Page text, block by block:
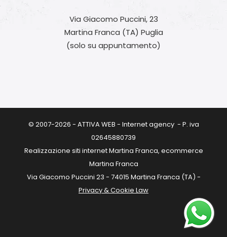
Via Giacomo Puccini, 23
Martina Franca (TA) Puglia
(solo su appuntamento)
© 2007-2026 - ATTIVA WEB - Internet agency - P. iva
02645880739
Realizzazione siti internet Martina Franca, ecommerce
Martina Franca
Via Giacomo Puccini 23 - 74015 Martina Franca (TA) -
Privacy & Cookie Law